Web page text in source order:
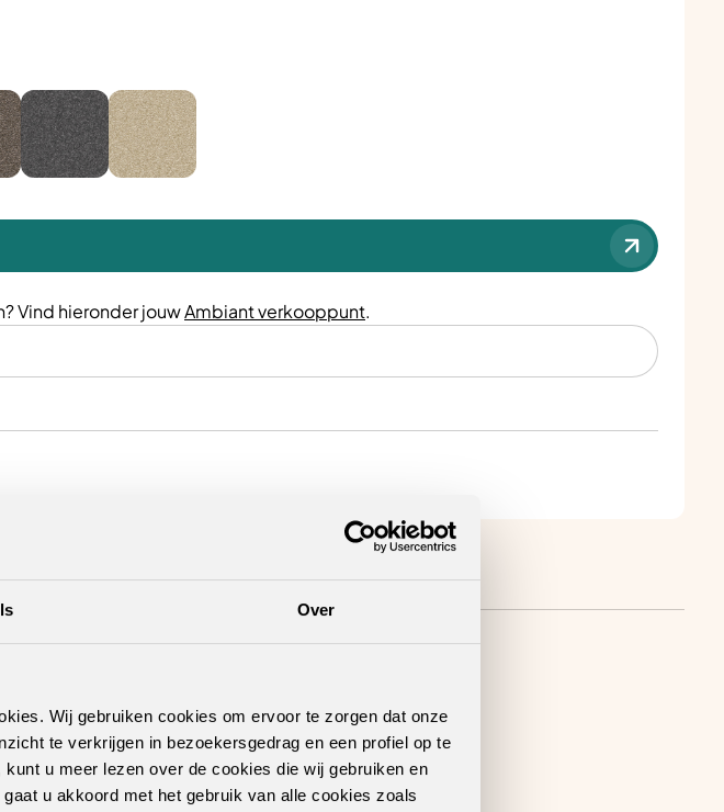
Over
Wij gebruiken cookies om ervoor te zorgen dat onze
te verkrijgen in bezoekersgedrag en een profiel op te
kunt u meer lezen over de cookies die wij gebruiken en
u akkoord met het gebruik van alle cookies zoals
Vind hieronder jouwAmbiant verkooppunt.